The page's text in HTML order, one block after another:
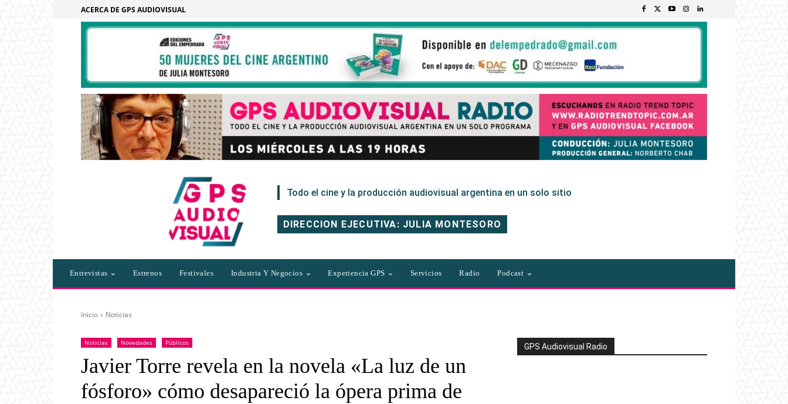
ACERCA DE GPS AUDIOVISUAL
Todo el cine y la producción audiovisual argentina en un solo sitio
DIRECCION EJECUTIVA: JULIA MONTESORO
Entrevistas Estrenos Festivales Industria Y Negocios Experiencia GPS Servicios Radio Podcast
Inicio Noticias
Noticias Novedades Públicos
Javier Torre revela en la novela «La luz de un
fósforo» cómo desapareció la ópera prima de
GPS Audiovisual Radio